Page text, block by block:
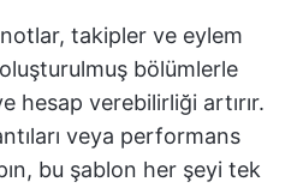
takipler ve eylem
bölümlerle
hesap verebilirliği artırır.
veya performans
bu şablon her şeyi tek